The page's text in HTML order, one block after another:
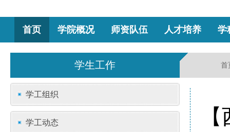
首页 学院概况 师资队伍 人才培养 学
学生工作 首
学工组织
学工动态